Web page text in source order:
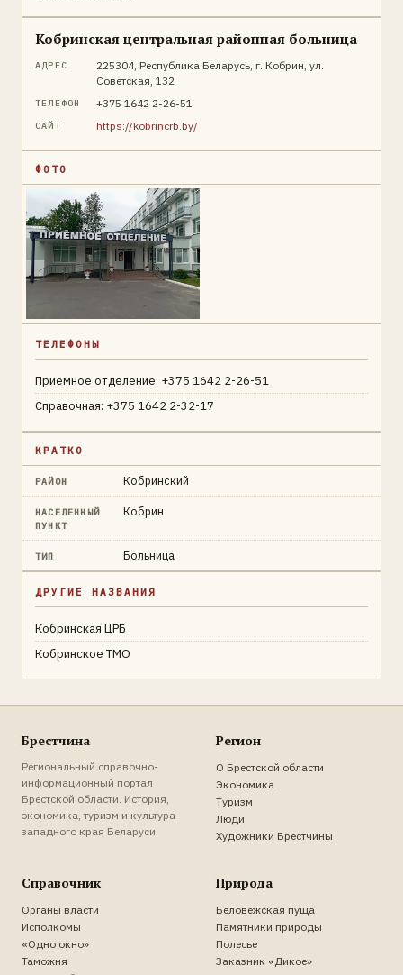
Кобринская центральная районная больница
АДРЕС
225304, Республика Беларусь, г. Кобрин, ул.
Советская, 132
ТЕЛЕФОН +375 1642 2-26-51
САЙТ https://kobrincrb.by/
ФОТО
ТЕЛЕФОНЫ
Приемное отделение: +375 1642 2-26-51
Справочная: +375 1642 2-32-17
КРАТКО
РАЙОН Кобринский
НАСЕЛЕННЫЙ
ПУНКТ
Кобрин
ТИП Больница
ДРУГИЕ НАЗВАНИЯ
Кобринская ЦРБ
Кобринское ТМО
Брестчина
Региональный справочно-
информационный портал
Брестской области. История,
экономика, туризм и культура
западного края Беларуси
Регион
О Брестской области
Экономика
Туризм
Люди
Художники Брестчины
Справочник
Органы власти
Исполкомы
«Одно окно»
Таможня
Природа
Беловежская пуща
Памятники природы
Полесье
Заказник «Дикое»